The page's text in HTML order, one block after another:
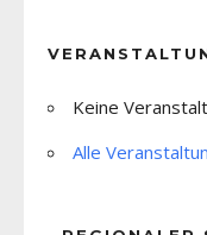
Keine
Alle